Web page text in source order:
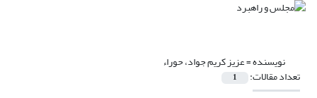
نویسنده =عزیز کریم جواد، حوراء
تعداد مقالات: 1